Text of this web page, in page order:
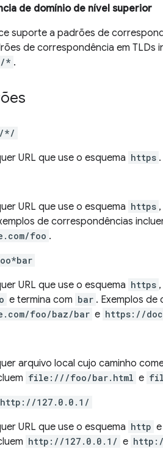
de domínio de nível superior
suporte a padrões de
de correspondência em TLDs
* .
*/
URL que use o esquema https .
URL que use o esquema https
de correspondências
foo .
URL que use o esquema https
e termina com bar . Exemplos de
foo/baz/bar e https://
arquivo local cujo caminho
file:///foo/bar.html e
http://127.0.0.1/
URL que use o esquema http
http://127.0.0.1/ e